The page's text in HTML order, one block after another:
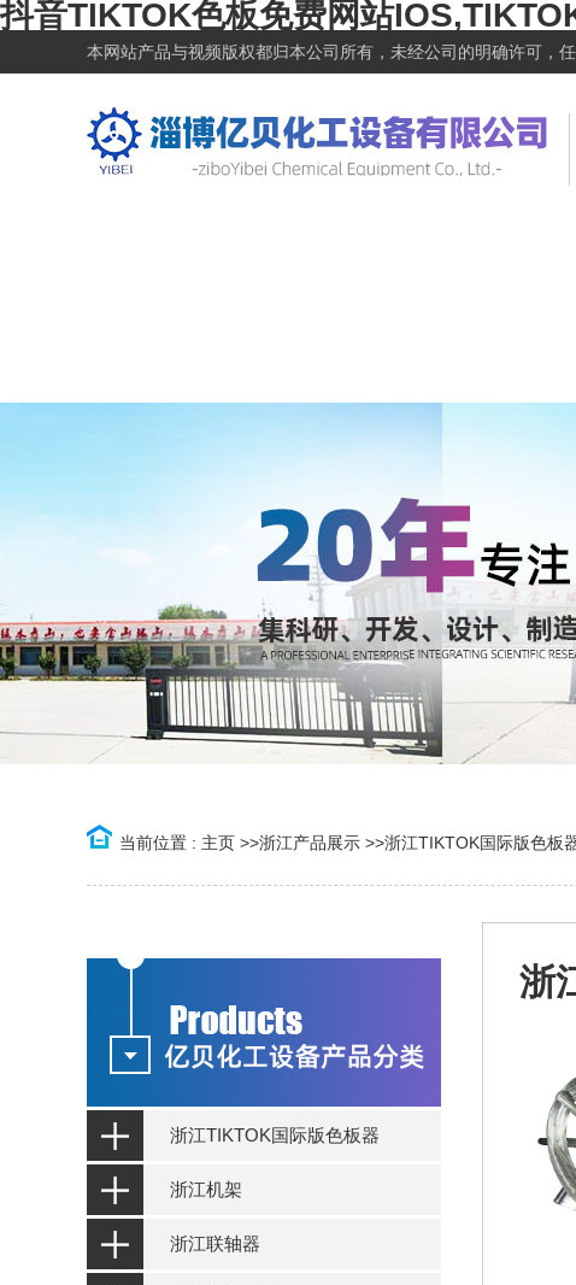
抖音TIKTOK色板免费网站
本网站产品与视频版权都归本公司所有，未经公司的明确许可，
当前位置 : 主页 >>浙江产品展示 >>浙江TIKTOK国际版色板
浙江TIKTOK国际版色板器
浙江机架
浙江联轴器
浙